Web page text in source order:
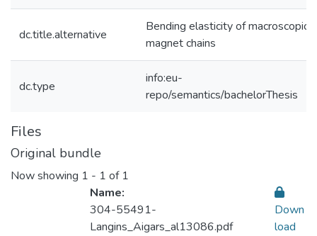
dc.title.alternative
Bending elasticity of macroscopic
magnet chains
dc.type
info:eu-
repo/semantics/bachelorThesis
Files
Original bundle
Now showing 1 - 1 of 1
Name:
304-55491-
Langins_Aigars_al13086.pdf
Down
load